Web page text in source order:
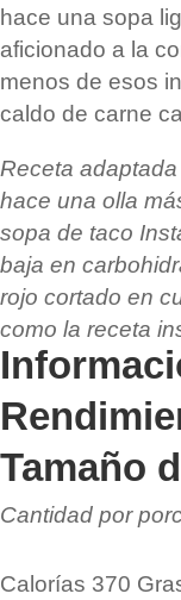
hace una sopa
aficionado a la
menos de esos
caldo de carne
Receta
hace una olla
sopa de taco
baja en
rojo cortado en
como la receta
Tamaño
Cantidad por
Calorías 370